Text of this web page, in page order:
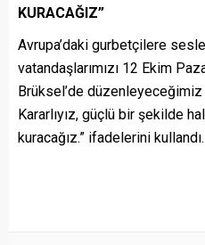
KURACAĞIZ”
Avrupa’daki gurbetçilere
vatandaşlarımızı 12 Ekim
Brüksel’de
Kararlıyız, güçlü bir şekilde
kuracağız.” ifadelerini kullandı.